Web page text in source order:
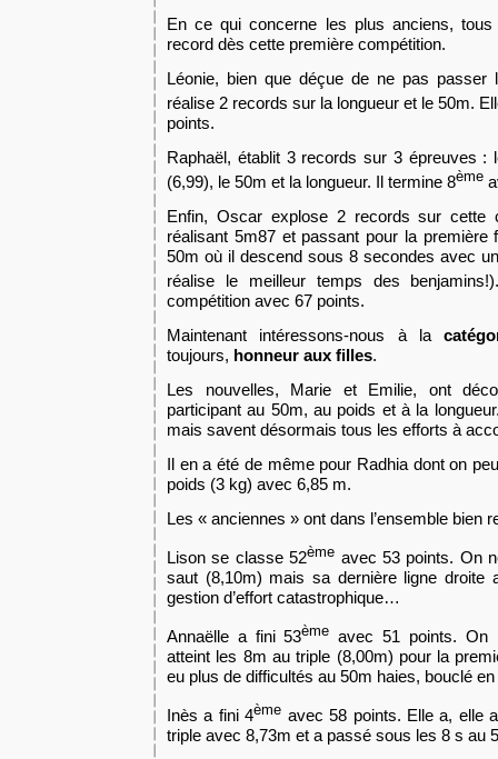
En ce qui concerne les plus anciens,
record dès cette première compétition.
Léonie, bien que déçue de ne pas passer
réalise 2 records sur la longueur et le 50m.
points.
Raphaël, établit 3 records sur 3 épreuves :
(6,99), le 50m et la longueur. Il termine 8ème
Enfin, Oscar explose 2 records sur cette
réalisant 5m87 et passant pour la
50m où il descend sous 8 secondes avec
réalise le meilleur temps des
compétition avec 67 points.
Maintenant intéressons-nous à la
toujours, honneur aux filles.
Les nouvelles, Marie et Emilie, ont
participant au 50m, au poids et à la
mais savent désormais tous les efforts à
Il en a été de même pour Radhia dont on
poids (3 kg) avec 6,85 m.
Les « anciennes » ont dans l’ensemble bien
Lison se classe 52ème avec 53 points. On
saut (8,10m) mais sa dernière ligne droite
gestion d’effort catastrophique…
Annaëlle a fini 53ème avec 51 points. On
atteint les 8m au triple (8,00m) pour la
eu plus de difficultés au 50m haies, bouclé
Inès a fini 4ème avec 58 points. Elle a, elle
triple avec 8,73m et a passé sous les 8 s au